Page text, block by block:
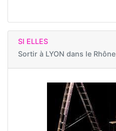
SI ELLES
Sortir à LYON dans le Rhône